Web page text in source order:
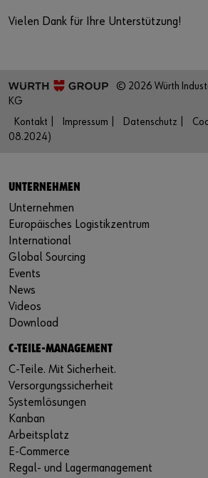
Vielen Dank für Ihre Unterstützung!
© 2026 Würth
KG
Kontakt |
Impressum | Datenschutz |
08.2024)
UNTERNEHMEN
Unternehmen
Europäisches Logistikzentrum
International
Global Sourcing
Events
News
Videos
Download
C-TEILE-MANAGEMENT
C-Teile. Mit Sicherheit.
Versorgungssicherheit
Systemlösungen
Kanban
Arbeitsplatz
E-Commerce
Regal- und Lagermanagement